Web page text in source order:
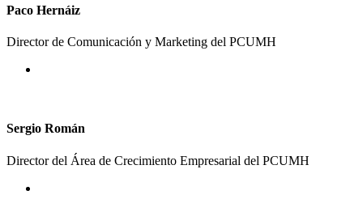
Paco Hernáiz
Director de Comunicación y Marketing del PCUMH
Sergio Román
Director del Área de Crecimiento Empresarial del PCUMH